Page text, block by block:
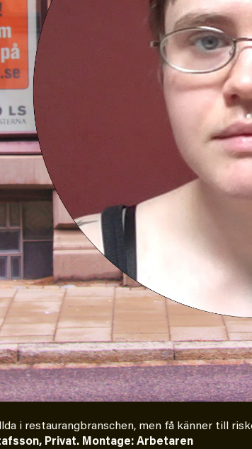
i restaurangbranschen, men få känner till
Privat. Montage: Arbetaren